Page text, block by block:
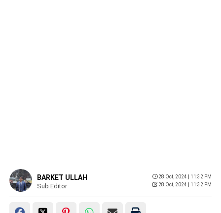
BARKET ULLAH
Sub Editor
28 Oct, 2024 | 11:32 PM
28 Oct, 2024 | 11:32 PM